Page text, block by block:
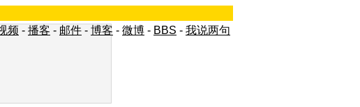
频 - 播客 - 邮件 - 博客 - 微博 - BBS - 我说两句